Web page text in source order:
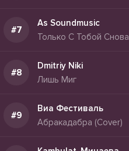
As Soundmusic
Только С Тобой Снова
Dmitriy Niki
Лишь Миг
Виа Фестиваль
Абракадабра (Cover)